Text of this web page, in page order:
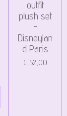
outfit
plush set
-
Disneylan
d Paris
€ 52,00